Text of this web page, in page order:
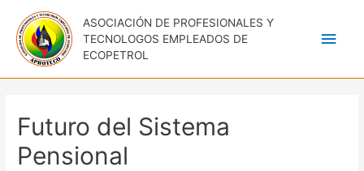
ASOCIACIÓN DE PROFESIONALES Y
TECNOLOGOS EMPLEADOS DE
ECOPETROL
Futuro del Sistema
Pensional